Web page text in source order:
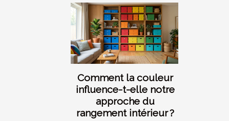
Comment la couleur
influence-t-elle notre
approche du
rangement intérieur ?